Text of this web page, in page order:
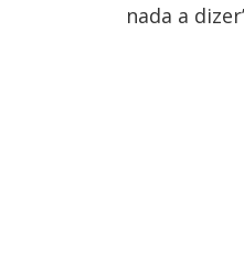
nada a